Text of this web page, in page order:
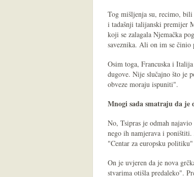
Tog mišljenja su, recimo, bili
i tadašnji talijanski premijer
koji se zalagala Njemačka
saveznika. Ali on im se činio
Osim toga, Francuska i
dugove. Nije slučajno što je
obveze moraju ispuniti".
Mnogi sada smatraju da je
No, Tsipras je odmah
nego ih namjerava i
"Centar za europsku
On je uvjeren da je nova
stvarima otišla predaleko".